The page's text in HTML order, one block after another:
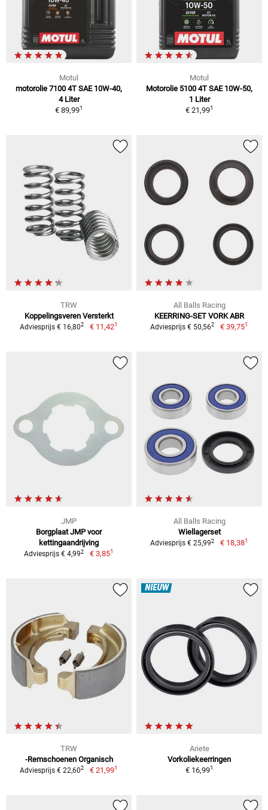
Motul
motorolie 7100 4T SAE 10W-40,
4 Liter
€ 89,991
Motul
Motorolie 5100 4T SAE 10W-50,
1 Liter
€ 21,991
TRW
Koppelingsveren Versterkt
Adviesprijs € 16,802 € 11,421
All Balls Racing
KEERRING-SET VORK ABR
Adviesprijs € 50,562 € 39,751
JMP
Borgplaat JMP voor
kettingaandrijving
Adviesprijs € 4,992 € 3,851
All Balls Racing
Wiellagerset
Adviesprijs € 25,992 € 18,381
TRW
-Remschoenen Organisch
Adviesprijs € 22,602 € 21,991
NIEUW
Ariete
Vorkoliekeerringen
€ 16,991